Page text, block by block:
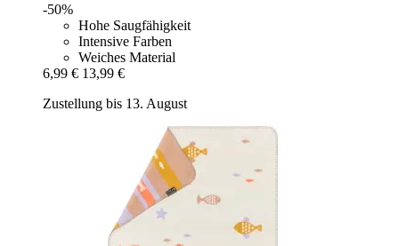
-50%
Hohe Saugfähigkeit
Intensive Farben
Weiches Material
6,99 € 13,99 €
Zustellung bis 13. August